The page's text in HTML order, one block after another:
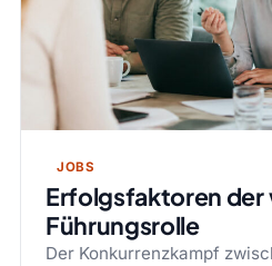
JOBS
Erfolgsfaktoren der
Führungsrolle
Der Konkurrenzkampf